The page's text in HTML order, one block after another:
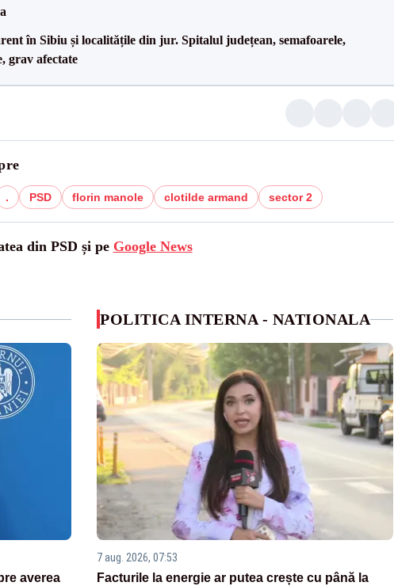
în Sibiu și localitățile din jur. Spitalul județean, semafoarele,
grav afectate
. PSD florin manole clotilde armand sector 2
din PSD și pe Google News
averea
POLITICA INTERNA - NATIONALA
7 aug. 2026, 07:53
Facturile la energie ar putea crește cu până la